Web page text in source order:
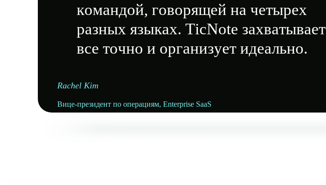
командой, говорящей на четырех
разных языках. TicNote захватывает
все точно и организует идеально.
Rachel Kim
Вице-президент по операциям, Enterprise SaaS